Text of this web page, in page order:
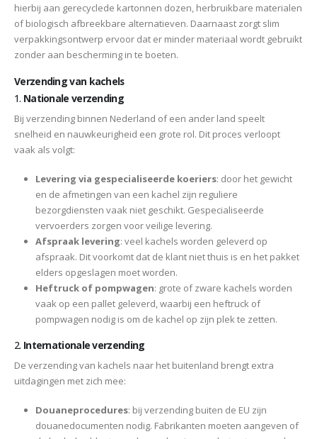
hierbij aan gerecyclede kartonnen dozen, herbruikbare materialen
of biologisch afbreekbare alternatieven. Daarnaast zorgt slim
verpakkingsontwerp ervoor dat er minder materiaal wordt gebruikt
zonder aan bescherming in te boeten.
Verzending van kachels
1. Nationale verzending
Bij verzending binnen Nederland of een ander land speelt
snelheid en nauwkeurigheid een grote rol. Dit proces verloopt
vaak als volgt:
Levering via gespecialiseerde koeriers: door het gewicht
en de afmetingen van een kachel zijn reguliere
bezorgdiensten vaak niet geschikt. Gespecialiseerde
vervoerders zorgen voor veilige levering.
Afspraak levering: veel kachels worden geleverd op
afspraak. Dit voorkomt dat de klant niet thuis is en het pakket
elders opgeslagen moet worden.
Heftruck of pompwagen: grote of zware kachels worden
vaak op een pallet geleverd, waarbij een heftruck of
pompwagen nodig is om de kachel op zijn plek te zetten.
2. Internationale verzending
De verzending van kachels naar het buitenland brengt extra
uitdagingen met zich mee:
Douaneprocedures: bij verzending buiten de EU zijn
douanedocumenten nodig. Fabrikanten moeten aangeven of